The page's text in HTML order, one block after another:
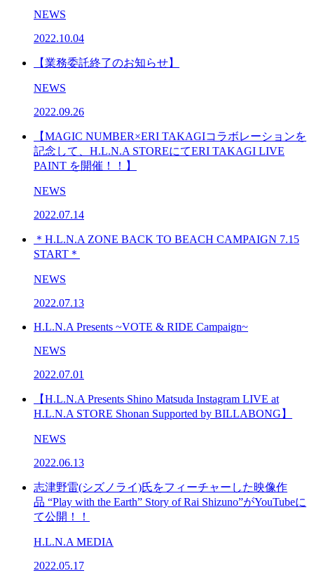
NEWS
2022.10.04
【業務委託終了のお知らせ】
NEWS
2022.09.26
【MAGIC NUMBER×ERI TAKAGIコラボレーションを
記念して、H.L.N.A STOREにてERI TAKAGI LIVE
PAINT を開催！！】
NEWS
2022.07.14
＊H.L.N.A ZONE BACK TO BEACH CAMPAIGN 7.15
START＊
NEWS
2022.07.13
H.L.N.A Presents ~VOTE & RIDE Campaign~
NEWS
2022.07.01
【H.L.N.A Presents Shino Matsuda Instagram LIVE at
H.L.N.A STORE Shonan Supported by BILLABONG】
NEWS
2022.06.13
志津野雷(シズノライ)氏をフィーチャーした映像作
品 “Play with the Earth” Story of Rai Shizuno”がYouTubeに
て公開！！
H.L.N.A MEDIA
2022.05.17